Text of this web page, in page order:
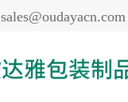
sales@oudayacn.com